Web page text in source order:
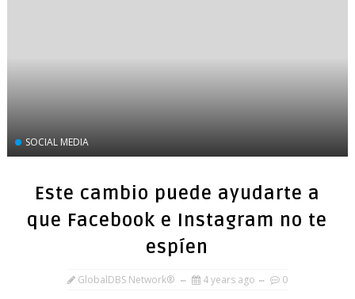
SOCIAL MEDIA
Este cambio puede ayudarte a
que Facebook e Instagram no te
espíen
GlobalDBS Network® 4 years ago 0